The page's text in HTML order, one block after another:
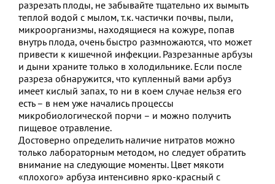
разрезать плоды, не забывайте тщательно их вымыть
теплой водой с мылом, т.к. частички почвы, пыли,
микроорганизмы, находящиеся на кожуре, попав
внутрь плода, очень быстро размножаются, что может
привести к кишечной инфекции. Разрезанные арбузы
и дыни храните только в холодильнике. Если после
разреза обнаружится, что купленный вами арбуз
имеет кислый запах, то ни в коем случае нельзя его
есть – в нем уже начались процессы
микробиологической порчи – и можно получить
пищевое отравление.
Достоверно определить наличие нитратов можно
только лабораторным методом, но следует обратить
внимание на следующие моменты. Цвет мякоти
«плохого» арбуза интенсивно ярко-красный с